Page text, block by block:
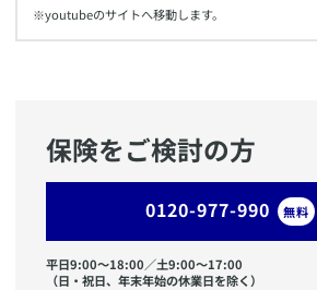
※youtubeのサイトへ移動します。
保険をご検討の方
0120-977-990 無料
平日9:00〜18:00／土9:00〜17:00
（日・祝日、年末年始の休業日を除く）